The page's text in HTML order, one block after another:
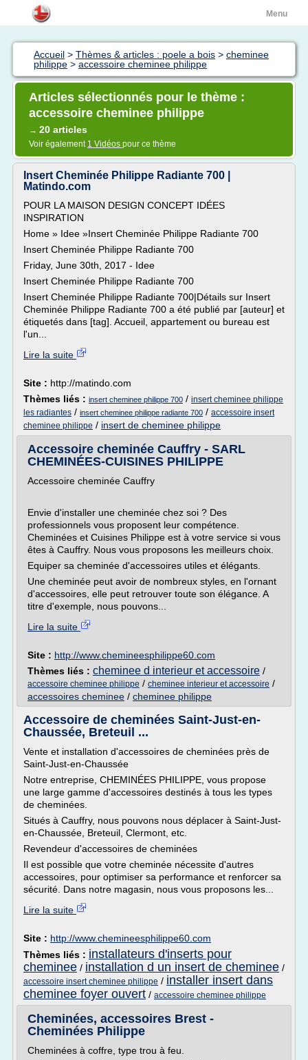
Menu
Accueil > Thèmes & articles : poele a bois > cheminee
philippe > accessoire cheminee philippe
Articles sélectionnés pour le thème :
accessoire cheminee philippe
→ 20 articles
Voir également 1 Vidéos pour ce thème
Insert Cheminée Philippe Radiante 700 |
Matindo.com
POUR LA MAISON DESIGN CONCEPT IDÉES
INSPIRATION
Home » Idee »Insert Cheminée Philippe Radiante 700
Insert Cheminée Philippe Radiante 700
Friday, June 30th, 2017 - Idee
Insert Cheminée Philippe Radiante 700
Insert Cheminée Philippe Radiante 700|Détails sur Insert
Cheminée Philippe Radiante 700 a été publié par [auteur] et
étiquetés dans [tag]. Accueil, appartement ou bureau est
l'un...
Lire la suite
Site : http://matindo.com
Thèmes liés : insert cheminee philippe 700 / insert cheminee philippe
les radiantes / insert cheminee philippe radiante 700 / accessoire insert
cheminee philippe / insert de cheminee philippe
Accessoire cheminée Cauffry - SARL
CHEMINÉES-CUISINES PHILIPPE
Accessoire cheminée Cauffry
Envie d'installer une cheminée chez soi ? Des
professionnels vous proposent leur compétence.
Cheminées et Cuisines Philippe est à votre service si vous
êtes à Cauffry. Nous vous proposons les meilleurs choix.
Equiper sa cheminée d'accessoires utiles et élégants.
Une cheminée peut avoir de nombreux styles, en l'ornant
d'accessoires, elle peut retrouver toute son élégance. A
titre d'exemple, nous pouvons...
Lire la suite
Site : http://www.chemineesphilippe60.com
Thèmes liés : cheminee d interieur et accessoire /
accessoire cheminee philippe / cheminee interieur et accessoire /
accessoires cheminee / cheminee philippe
Accessoire de cheminées Saint-Just-en-
Chaussée, Breteuil ...
Vente et installation d'accessoires de cheminées près de
Saint-Just-en-Chaussée
Notre entreprise, CHEMINÉES PHILIPPE, vous propose
une large gamme d'accessoires destinés à tous les types
de cheminées.
Situés à Cauffry, nous pouvons nous déplacer à Saint-Just-
en-Chaussée, Breteuil, Clermont, etc.
Revendeur d'accessoires de cheminées
Il est possible que votre cheminée nécessite d'autres
accessoires, pour optimiser sa performance et renforcer sa
sécurité. Dans notre magasin, nous vous proposons les...
Lire la suite
Site : http://www.chemineesphilippe60.com
Thèmes liés : installateurs d'inserts pour
cheminee / installation d un insert de cheminee /
accessoire insert cheminee philippe / installer insert dans
cheminee foyer ouvert / accessoire cheminee philippe
Cheminées, accessoires Brest -
Cheminées Philippe
Cheminées à coffre, type trou à feu.